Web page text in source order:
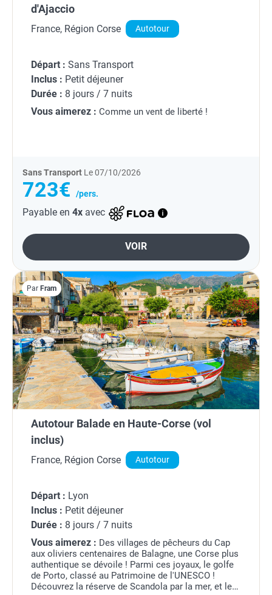
d'Ajaccio
France, Région Corse Autotour
Départ : Sans Transport
Inclus : Petit déjeuner
Durée : 8 jours / 7 nuits
Vous aimerez : Comme un vent de liberté !
Sans Transport Le 07/10/2026
723€ /pers.
Payable en 4x avec
VOIR
Par Fram
Autotour Balade en Haute-Corse (vol
inclus)
France, Région Corse Autotour
Départ : Lyon
Inclus : Petit déjeuner
Durée : 8 jours / 7 nuits
Vous aimerez : Des villages de pêcheurs du Cap
aux oliviers centenaires de Balagne, une Corse plus
authentique se dévoile ! Parmi ces joyaux, le golfe
de Porto, classé au Patrimoine de l'UNESCO !
Découvrez la réserve de Scandola par la mer, et les